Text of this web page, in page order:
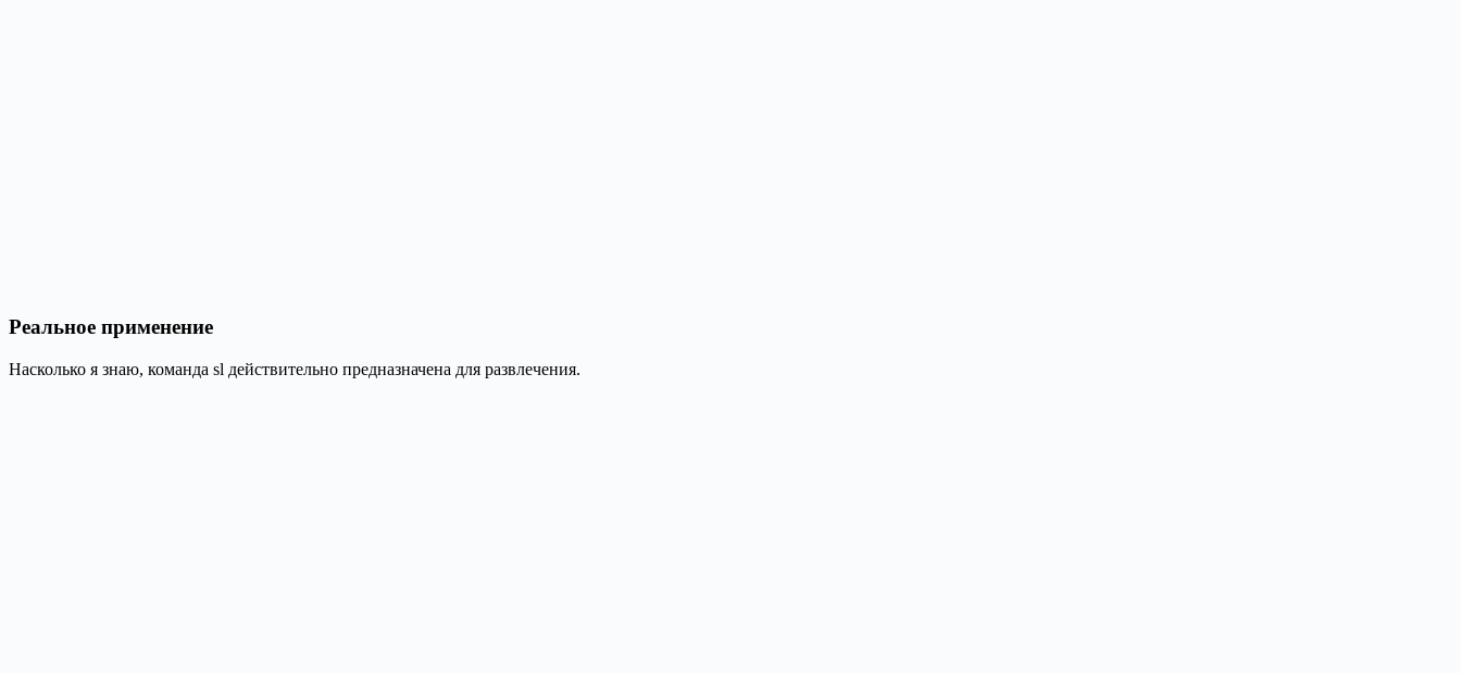
Реальное применение
Насколько я знаю, команда sl действительно предназначена для развлечения.